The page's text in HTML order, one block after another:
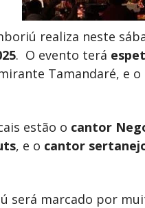
realiza neste
. O evento terá
Tamandaré, e
estão o cantor
, e o cantor
será marcado por